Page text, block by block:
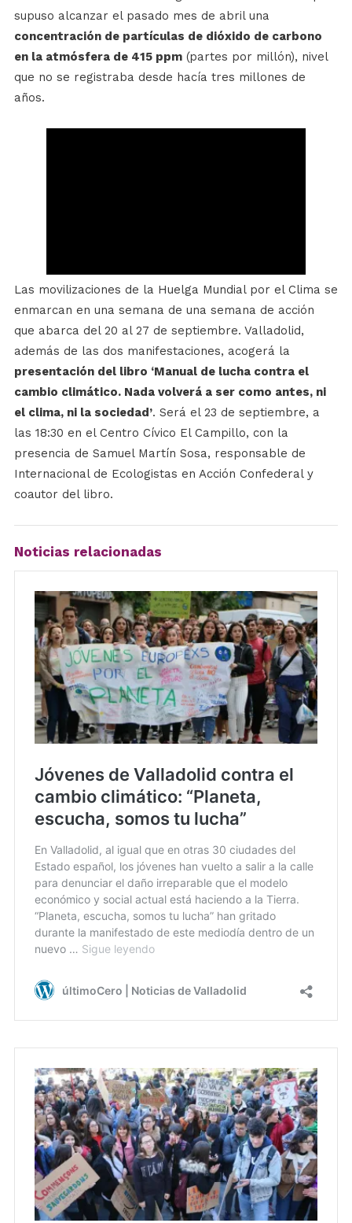
supuso alcanzar el pasado mes de abril una
concentración de partículas de dióxido de carbono
en la atmósfera de 415 ppm(partes por millón), nivel
que no se registraba desde hacía tres millones de
años.
Las movilizaciones de la Huelga Mundial por el Clima se
enmarcan en una semana de una semana de acción
que abarca del 20 al 27 de septiembre. Valladolid,
además de las dos manifestaciones, acogerá la
presentación del libro ‘Manual de lucha contra el
cambio climático. Nada volverá a ser como antes, ni
el clima, ni la sociedad’. Será el 23 de septiembre, a
las 18:30 en el Centro Cívico El Campillo, con la
presencia de Samuel Martín Sosa, responsable de
Internacional de Ecologistas en Acción Confederal y
coautor del libro.
Noticias relacionadas